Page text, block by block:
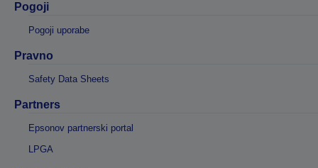
Pogoji
Pogoji uporabe
Pravno
Safety Data Sheets
Partners
Epsonov partnerski portal
LPGA